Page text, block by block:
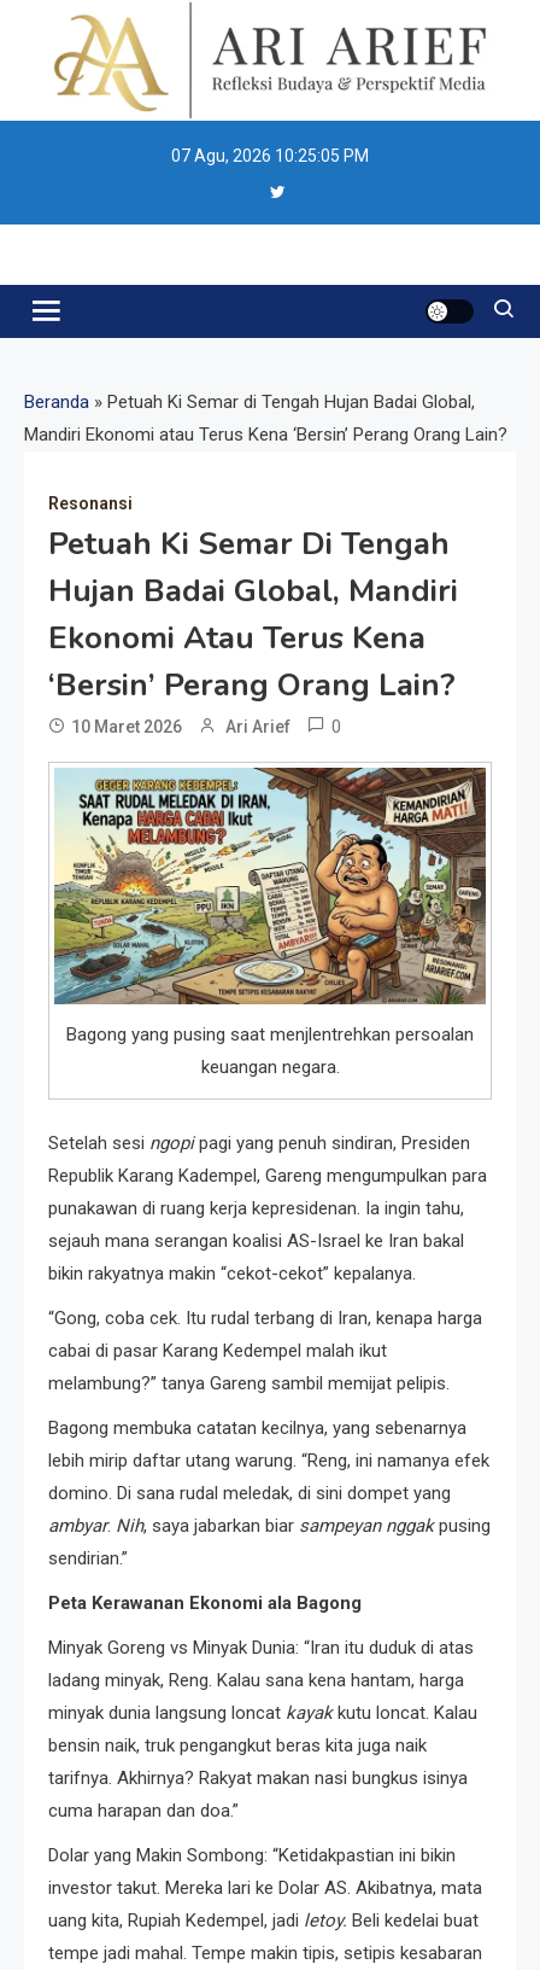
content
07 Agu, 2026 10:25:06 PM
Ari Arief
Beranda » Petuah Ki Semar di Tengah Hujan Badai Global,
Mandiri Ekonomi atau Terus Kena ‘Bersin’ Perang Orang Lain?
Resonansi
Petuah Ki Semar Di Tengah
Hujan Badai Global, Mandiri
Ekonomi Atau Terus Kena
‘Bersin’ Perang Orang Lain?
10 Maret 2026 Ari Arief 0
Bagong yang pusing saat menjlentrehkan persoalan
keuangan negara.
Setelah sesi ngopipagi yang penuh sindiran, Presiden
Republik Karang Kadempel, Gareng mengumpulkan para
punakawan di ruang kerja kepresidenan. Ia ingin tahu,
sejauh mana serangan koalisi AS-Israel ke Iran bakal
bikin rakyatnya makin “cekot-cekot” kepalanya.
“Gong, coba cek. Itu rudal terbang di Iran, kenapa harga
cabai di pasar Karang Kedempel malah ikut
melambung?” tanya Gareng sambil memijat pelipis.
Bagong membuka catatan kecilnya, yang sebenarnya
lebih mirip daftar utang warung. “Reng, ini namanya efek
domino. Di sana rudal meledak, di sini dompet yang
ambyar. Nih, saya jabarkan biar sampeyan nggakpusing
sendirian.”
Peta Kerawanan Ekonomi ala Bagong
Minyak Goreng vs Minyak Dunia: “Iran itu duduk di atas
ladang minyak, Reng. Kalau sana kena hantam, harga
minyak dunia langsung loncat kayakkutu loncat. Kalau
bensin naik, truk pengangkut beras kita juga naik
tarifnya. Akhirnya? Rakyat makan nasi bungkus isinya
cuma harapan dan doa.”
Dolar yang Makin Sombong: “Ketidakpastian ini bikin
investor takut. Mereka lari ke Dolar AS. Akibatnya, mata
uang kita, Rupiah Kedempel, jadi letoy. Beli kedelai buat
tempe jadi mahal. Tempe makin tipis, setipis kesabaran